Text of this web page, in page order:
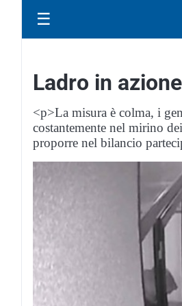
☰
Ladro in
<p>La misura è colma, i
costantemente nel mirino
proporre nel bilancio